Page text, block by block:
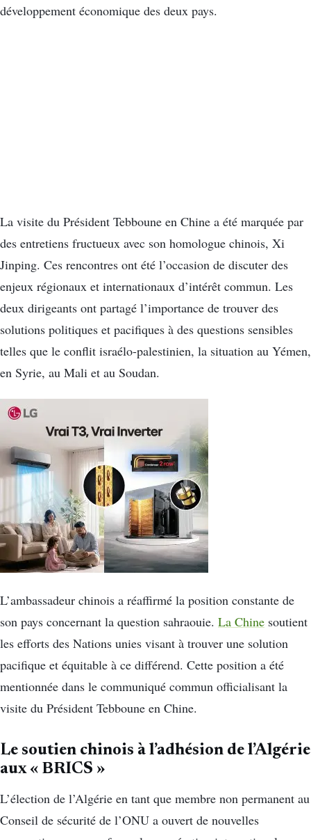
développement économique des deux pays.
La visite du Président Tebboune en Chine a été marquée par
des entretiens fructueux avec son homologue chinois, Xi
Jinping. Ces rencontres ont été l’occasion de discuter des
enjeux régionaux et internationaux d’intérêt commun. Les
deux dirigeants ont partagé l’importance de trouver des
solutions politiques et pacifiques à des questions sensibles
telles que le conflit israélo-palestinien, la situation au Yémen,
en Syrie, au Mali et au Soudan.
L’ambassadeur chinois a réaffirmé la position constante de
son pays concernant la question sahraouie. La Chine soutient
les efforts des Nations unies visant à trouver une solution
pacifique et équitable à ce différend. Cette position a été
mentionnée dans le communiqué commun officialisant la
visite du Président Tebboune en Chine.
Le soutien chinois à l’adhésion de l’Algérie
aux « BRICS »
L’élection de l’Algérie en tant que membre non permanent au
Conseil de sécurité de l’ONU a ouvert de nouvelles